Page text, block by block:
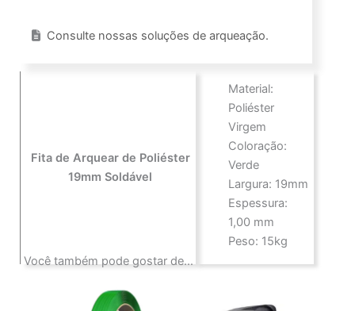
Consulte nossas soluções de arqueação.
Fita de Arquear de Poliéster
19mm Soldável
Material:
Poliéster
Virgem
Coloração:
Verde
Largura: 19mm
Espessura:
1,00 mm
Peso: 15kg
Você também pode gostar de…